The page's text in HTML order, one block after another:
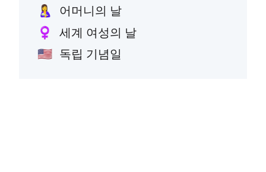
🤱 어머니의 날
♀️ 세계 여성의 날
🇺🇸 독립 기념일